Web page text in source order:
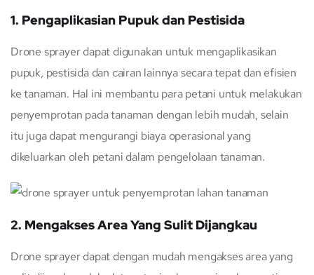
1. Pengaplikasian Pupuk dan Pestisida
Drone sprayer dapat digunakan untuk mengaplikasikan
pupuk, pestisida dan cairan lainnya secara tepat dan efisien
ke tanaman. Hal ini membantu para petani untuk melakukan
penyemprotan pada tanaman dengan lebih mudah, selain
itu juga dapat mengurangi biaya operasional yang
dikeluarkan oleh petani dalam pengelolaan tanaman.
2. Mengakses Area Yang Sulit Dijangkau
Drone sprayer dapat dengan mudah mengakses area yang